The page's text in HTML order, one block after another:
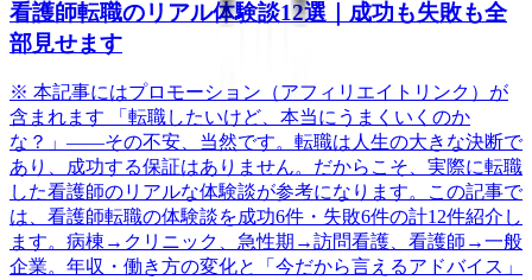
看護師転職のリアル体験談12選｜成功も失敗も全
部見せます
※ 本記事にはプロモーション（アフィリエイトリンク）が
含まれます 「転職したいけど、本当にうまくいくのか
な？」——その不安、当然です。転職は人生の大きな決断で
あり、成功する保証はありません。だからこそ、実際に転職
した看護師のリアルな体験談が参考になります。この記事で
は、看護師転職の体験談を成功6件・失敗6件の計12件紹介し
ます。病棟→クリニック、急性期→訪問看護、看護師→一般
企業。年収・働き方の変化と「今だから言えるアドバイス」